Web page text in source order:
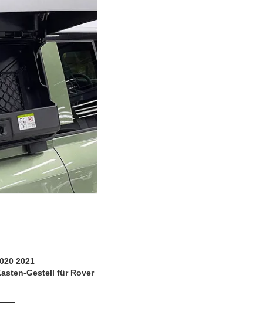
2021
Gestell für Rover